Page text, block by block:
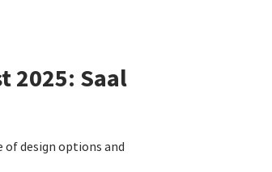
2025: Saal
of design options and